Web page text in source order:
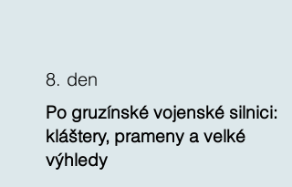
8. den
Po gruzínské vojenské silnici:
kláštery, prameny a velké
výhledy